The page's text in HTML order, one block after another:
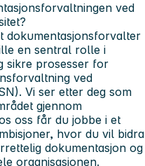
ved
dokumentasjonsforvalter
en sentral rolle i
sikre prosesser for
ved
Vi ser etter deg som
gjennom
oss får du jobbe i et
hvor du vil bidra
dokumentasjon og
organisasjonen.